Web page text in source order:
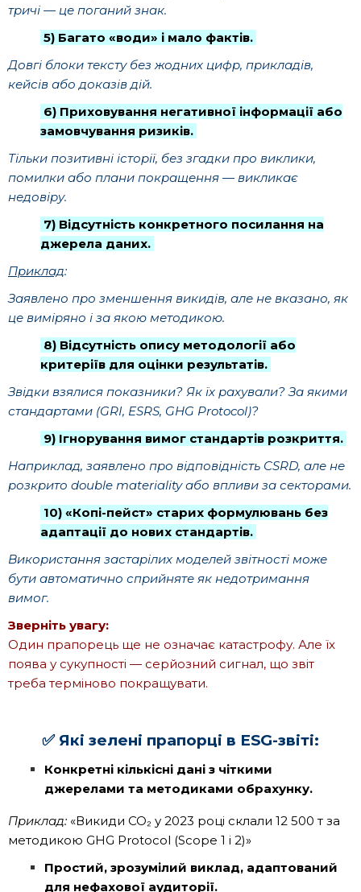
тричі — це поганий знак.
5) Багато «води» і мало фактів.
Довгі блоки тексту без жодних цифр, прикладів,
кейсів або доказів дій.
6) Приховування негативної інформації або
замовчування ризиків.
Тільки позитивні історії, без згадки про виклики,
помилки або плани покращення — викликає
недовіру.
7) Відсутність конкретного посилання на
джерела даних.
Приклад:
Заявлено про зменшення викидів, але не вказано, як
це виміряно і за якою методикою.
8) Відсутність опису методології або
критеріїв для оцінки результатів.
Звідки взялися показники? Як їх рахували? За якими
стандартами (GRI, ESRS, GHG Protocol)?
9) Ігнорування вимог стандартів розкриття.
Наприклад, заявлено про відповідність CSRD, але не
розкрито double materiality або впливи за секторами.
10) «Копі-пейст» старих формулювань без
адаптації до нових стандартів.
Використання застарілих моделей звітності може
бути автоматично сприйняте як недотримання
вимог.
Зверніть увагу:
Один прапорець ще не означає катастрофу. Але їх
поява у сукупності — серйозний сигнал, що звіт
треба терміново покращувати.
✅Які зелені прапорці в ESG-звіті:
Конкретні кількісні дані з чіткими
джерелами та методиками обрахунку.
Приклад: «Викиди СО₂ у 2023 році склали 12 500 т за
методикою GHG Protocol (Scope 1 і 2)»
Простий, зрозумілий виклад, адаптований
для нефахової аудиторії.